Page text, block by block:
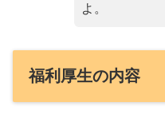
よ。
福利厚生の内容